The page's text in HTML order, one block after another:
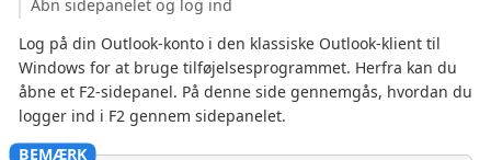
Åbn sidepanelet og log ind
Log på din Outlook-konto i den klassiske Outlook-klient til
Windows for at bruge tilføjelsesprogrammet. Herfra kan du
åbne et F2-sidepanel. På denne side gennemgås, hvordan du
logger ind i F2 gennem sidepanelet.